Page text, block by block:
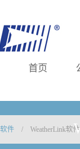
首页
件 / WeatherLink软件